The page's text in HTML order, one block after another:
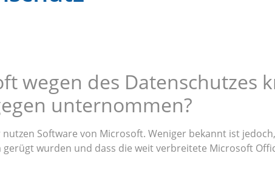
wegen des Datenschutzes
unternommen?
Software von Microsoft. Weniger bekannt ist
wurden und dass die weit verbreitete Microsoft